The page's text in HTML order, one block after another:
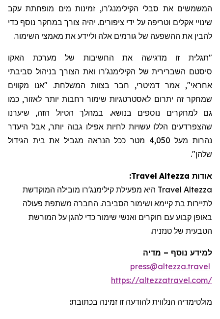
המשמשים את סבלי הקילימנג'רו, זמינות מים מופחתת עקב
שינויי אקלים וטריפה על ידי ציפורים. יהיה צורך במחקר נוסף כדי
להבין את ההשפעה של גורמים אלה וליידע את מאמצי השימור.
"תגלית זו מדגישה את החשיבות של מערכת האקו
סיסטם השברירית של הקילימנג'רו ואת הצורך בניהול סביבתי
אחראי", אמר דמיטרי, חבר בצוות המשלחת. "אנו מקווים
שמחקר זה יתרום לאסטרטגיות שימור רחבות יותר לאזור, כמו
גם למחקרים נוספים בנושא. במהלך הטיול הזה, שיערנו
שהצפרדעים הללו עשויות לחיות אפילו גבוה יותר, אבל היעדר
נהרות מעל 4,050 מטר ככל הנראה מגביל את בית הגידול
שלהן".
אודות Altezza
Travel
:
Altezza
Travel היא מפעילת קילימנג'רו מובילה המוקדשת
לתיירות בת קיימא ושימור הסביבה. החברה משתפת פעולה
באופן קבוע עם חוקרים ואנשי שימור כדי להגן על המורשת
הטבעית של טנזניה.
למידע נוסף – מדיה
press@altezza.travel
https://altezzatravel.com/
מולטימדיה הנלווית להודעה זו זמינה בכתובת: